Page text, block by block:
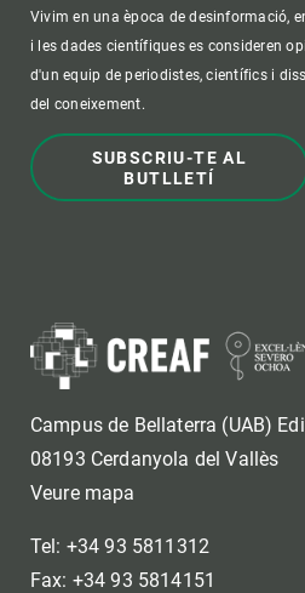
Vivim en una època de desinformació,
i les dades científiques es consideren
d'un equip de periodistes, científics i
del coneixement.
SUBSCRIU-TE AL
BUTLLETÍ
Campus de Bellaterra (UAB)
08193 Cerdanyola del Vallès
Veure mapa
Tel: +34 93 5811312
Fax: +34 93 5814151